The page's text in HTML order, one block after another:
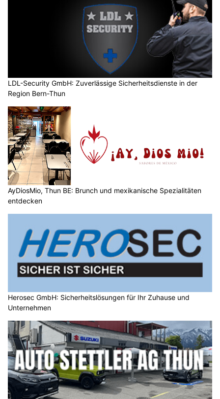
LDL-Security GmbH: Zuverlässige Sicherheitsdienste in der
Region Bern-Thun
AyDiosMio, Thun BE: Brunch und mexikanische Spezialitäten
entdecken
Herosec GmbH: Sicherheitslösungen für Ihr Zuhause und
Unternehmen